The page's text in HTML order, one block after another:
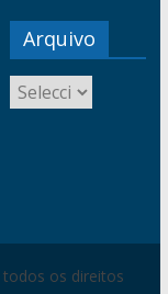
Arquivo
todos os direitos